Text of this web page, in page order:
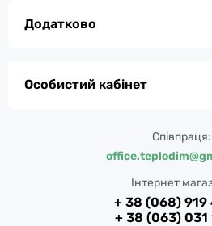
Додатково
Особистий кабінет
Співпраця:
Інтернет
+ 38 (068) 919
+ 38 (063) 031